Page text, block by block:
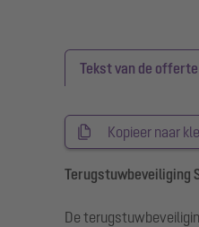
Tekst van de offerte
Kopieer naar
Terugstuwbeveiliging
De